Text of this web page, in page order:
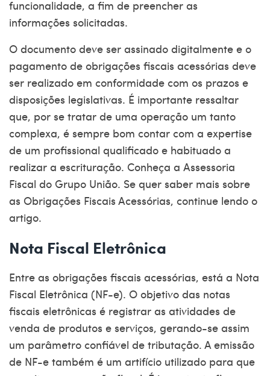
funcionalidade, a fim de preencher as
informações solicitadas.
O documento deve ser assinado digitalmente e o
pagamento de obrigações fiscais acessórias deve
ser realizado em conformidade com os prazos e
disposições legislativas. É importante ressaltar
que, por se tratar de uma operação um tanto
complexa, é sempre bom contar com a expertise
de um profissional qualificado e habituado a
realizar a escrituração. Conheça a Assessoria
Fiscal do Grupo União. Se quer saber mais sobre
as Obrigações Fiscais Acessórias, continue lendo o
artigo.
Nota Fiscal Eletrônica
Entre as obrigações fiscais acessórias, está a Nota
Fiscal Eletrônica (NF-e). O objetivo das notas
fiscais eletrônicas é registrar as atividades de
venda de produtos e serviços, gerando-se assim
um parâmetro confiável de tributação. A emissão
de NF-e também é um artifício utilizado para que